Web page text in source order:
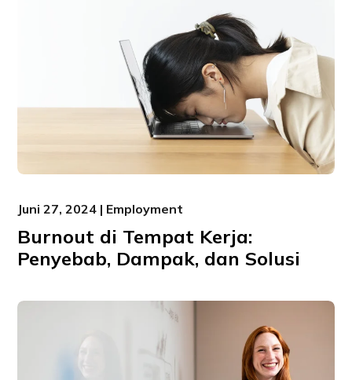
Juni 27, 2024 | Employment
Burnout di Tempat Kerja:
Penyebab, Dampak, dan Solusi